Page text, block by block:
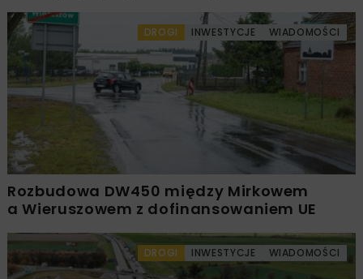
DROGI INWESTYCJE WIADOMOŚCI
Rozbudowa DW450 między Mirkowem
a Wieruszowem z dofinansowaniem UE
DROGI INWESTYCJE WIADOMOŚCI